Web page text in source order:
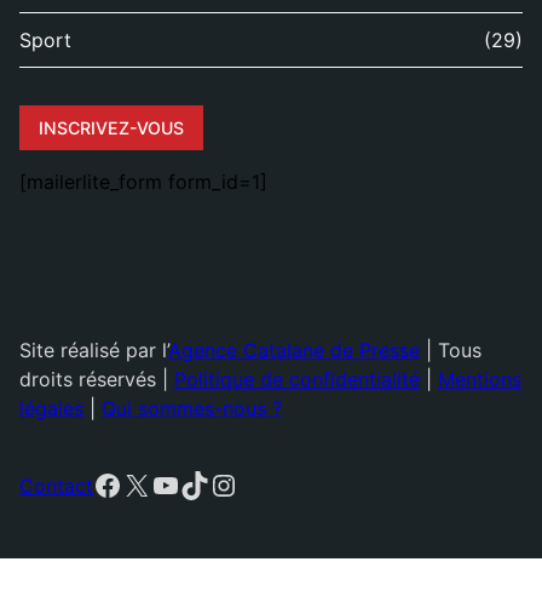
Sport (29)
INSCRIVEZ-VOUS
[mailerlite_form form_id=1]
Site réalisé par l’Agence Catalane de Presse | Tous
droits réservés | Politique de confidentialité
Mentions
légales
Qui sommes-nous ?
ContactFacebook
X YouTube
TikTok
Instagram